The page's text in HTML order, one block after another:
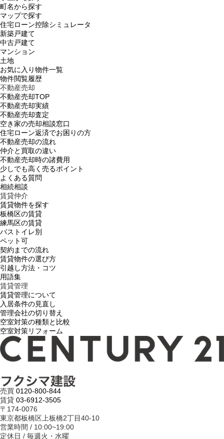
町名から探す
マップで探す
住宅ローン控除シミュレータ
新築戸建て
中古戸建て
マンション
土地
お気に入り物件一覧
物件閲覧履歴
不動産売却
不動産売却TOP
不動産売却実績
不動産売却査定
空き家の売却相談窓口
住宅ローン返済でお困りの方
不動産売却の流れ
仲介と買取の違い
不動産売却時の諸費用
少しでも高く売るポイント
よくある質問
相続相談
賃貸仲介
賃貸物件を探す
板橋区の賃貸
練馬区の賃貸
バストイレ別
ペット可
契約までの流れ
賃貸物件の選び方
引越し方法・コツ
用語集
賃貸管理
賃貸管理について
入居条件の見直し
管理会社の切り替え
空室対策の種類と比較
空室対策リフォーム
売買 0120-800-844
賃貸 03-6912-3505
〒174-0076
東京都板橋区上板橋2丁目40-10
営業時間 / 10:00~19:00
定休日 / 毎週火・水曜